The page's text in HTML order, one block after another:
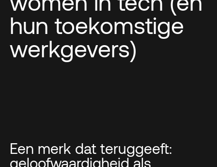
hun toekomstige
werkgevers)
Een merk dat teruggeeft:
geloofwaardigheid als